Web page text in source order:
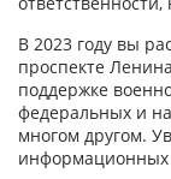
В 2023 году вы
проспекте
поддержке
федеральных и
многом другом.
информационных